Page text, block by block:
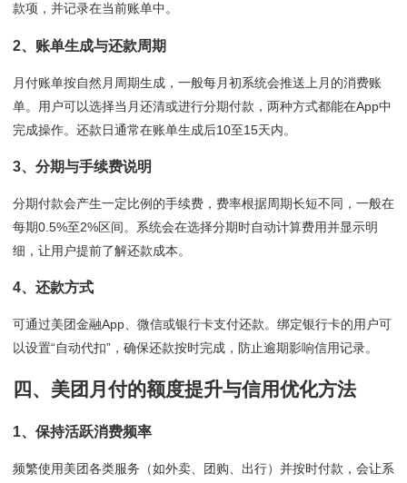
款项，并记录在当前账单中。
2、账单生成与还款周期
月付账单按自然月周期生成，一般每月初系统会推送上月的消费账
单。用户可以选择当月还清或进行分期付款，两种方式都能在App中
完成操作。还款日通常在账单生成后10至15天内。
3、分期与手续费说明
分期付款会产生一定比例的手续费，费率根据周期长短不同，一般在
每期0.5%至2%区间。系统会在选择分期时自动计算费用并显示明
细，让用户提前了解还款成本。
4、还款方式
可通过美团金融App、微信或银行卡支付还款。绑定银行卡的用户可
以设置“自动代扣”，确保还款按时完成，防止逾期影响信用记录。
四、美团月付的额度提升与信用优化方法
1、保持活跃消费频率
频繁使用美团各类服务（如外卖、团购、出行）并按时付款，会让系